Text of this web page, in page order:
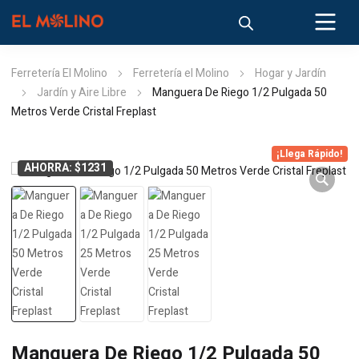
Ferretería El Molino Ferretería el Molino
Hogar y Jardín
Jardín y Aire Libre
Manguera De Riego 1/2 Pulgada 50
Metros Verde Cristal Freplast
AHORRA: $1231
¡Llega Rápido!